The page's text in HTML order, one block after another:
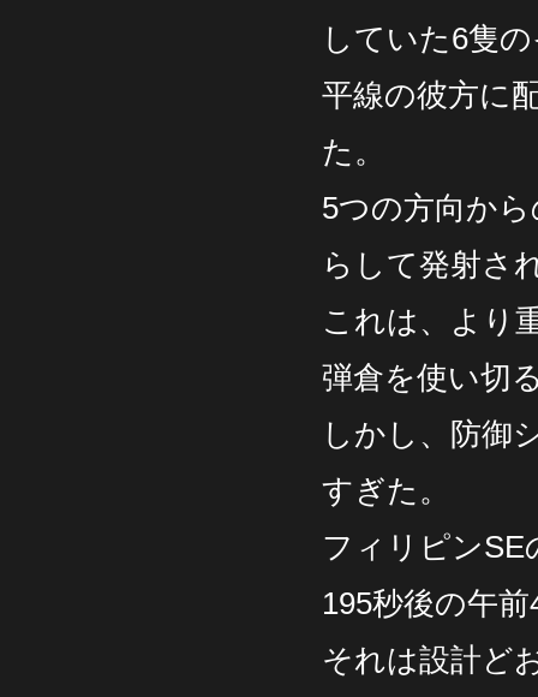
していた6隻
平線の彼方に
た。
5つの方向か
らして発射さ
これは、より
弾倉を使い切
しかし、防御
すぎた。
フィリピンSE
195秒後の午
それは設計ど